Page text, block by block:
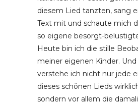
diesem Lied tanzten, sang
Text mit und schaute mich
so eigene besorgt-
Heute bin ich die stille
meiner eigenen Kinder.
verstehe ich nicht nur jede
dieses schönen Lieds
sondern vor allem die